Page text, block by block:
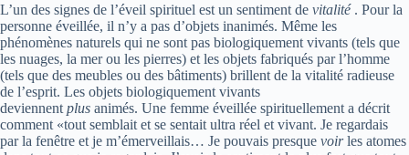
L’un des signes de l’éveil spirituel est un sentiment de vitalité. Pour la
personne éveillée, il n’y a pas d’objets inanimés. Même les
phénomènes naturels qui ne sont pas biologiquement vivants (tels que
les nuages, la mer ou les pierres) et les objets fabriqués par l’homme
(tels que des meubles ou des bâtiments) brillent de la vitalité radieuse
de l’esprit. Les objets biologiquement vivants
deviennent plus animés. Une femme éveillée spirituellement a décrit
comment «tout semblait et se sentait ultra réel et vivant. Je regardais
par la fenêtre et je m’émerveillais… Je pouvais presque voirles atomes